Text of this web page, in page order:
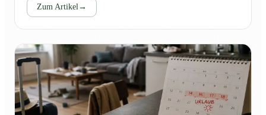
Zum Artikel→